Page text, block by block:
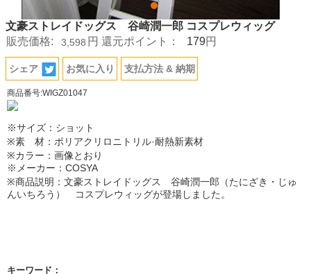
文豪ストレイドッグス 谷崎潤一郎 コスプレウィッグ
販売価格:
3,598 円 還元ポイント： 179円
シェア お気に入り 支払方法 & 納期
商品番号:WIGZ01047
※サイズ：ショット
※素 材：ポリアクリロニトリル·耐熱新素材
※カラー：画像とおり
※メーカー：COSYA
※商品説明：文豪ストレイドッグス 谷崎潤一郎（たにざき・じゅ
んいちろう） コスプレウィッグが登場しました。
キーワード：